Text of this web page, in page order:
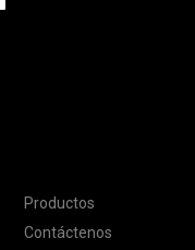
Productos
Contáctenos